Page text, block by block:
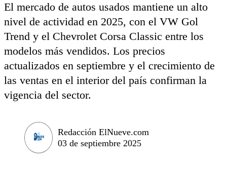
El mercado de autos usados mantiene un alto
nivel de actividad en 2025, con el VW Gol
Trend y el Chevrolet Corsa Classic entre los
modelos más vendidos. Los precios
actualizados en septiembre y el crecimiento de
las ventas en el interior del país confirman la
vigencia del sector.
Redacción ElNueve.com
03 de septiembre 2025